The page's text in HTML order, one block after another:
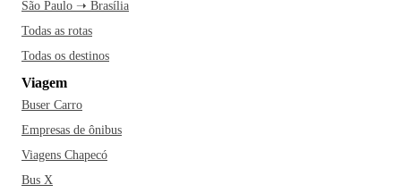
São Paulo ➝ Brasília
Todas as rotas
Todas os destinos
Viagem
Buser Carro
Empresas de ônibus
Viagens Chapecó
Bus X